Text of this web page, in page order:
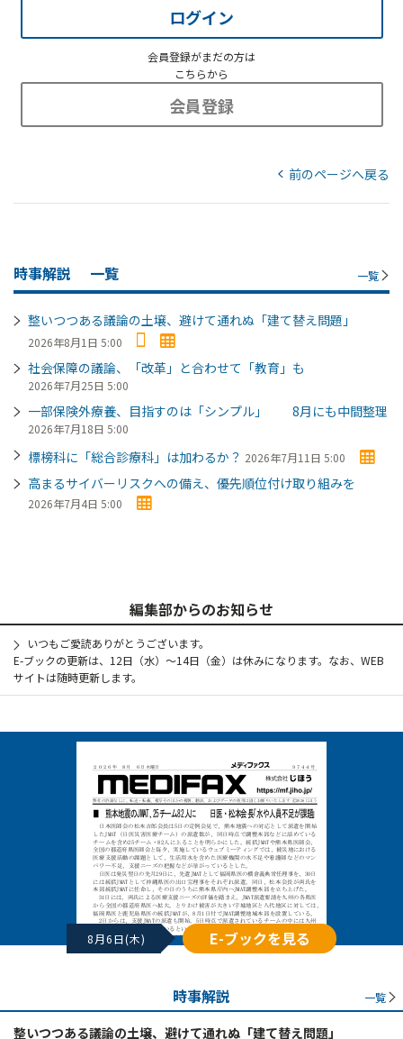
ログイン
会員登録がまだの方は
こちらから
会員登録
前のページへ戻る
時事解説 一覧 一覧
整いつつある議論の土壌、避けて通れぬ「建て替え問題」
2026年8月1日 5:00
社会保障の議論、「改革」と合わせて「教育」も
2026年7月25日 5:00
一部保険外療養、目指すのは「シンプル」 8月にも中間整理
2026年7月18日 5:00
標榜科に「総合診療科」は加わるか？ 2026年7月11日 5:00
高まるサイバーリスクへの備え、優先順位付け取り組みを
2026年7月4日 5:00
編集部からのお知らせ
いつもご愛読ありがとうございます。
E-ブックの更新は、12日（水）～14日（金）は休みになります。なお、WEB
サイトは随時更新します。
8月6日(木) E-ブックを見る
時事解説 一覧
整いつつある議論の土壌、避けて通れぬ「建て替え問題」